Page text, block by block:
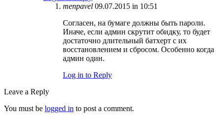
menpavel 09.07.2015 in 10:51
Cогласен, на бумаге должны быть пароли.
Иначе, если админ скрутит обидку, то будет
достаточно длительный батхерт с их
восстановлением и сбросом. Особенно когда
админ один.
Log in to Reply
Leave a Reply
You must be logged in to post a comment.